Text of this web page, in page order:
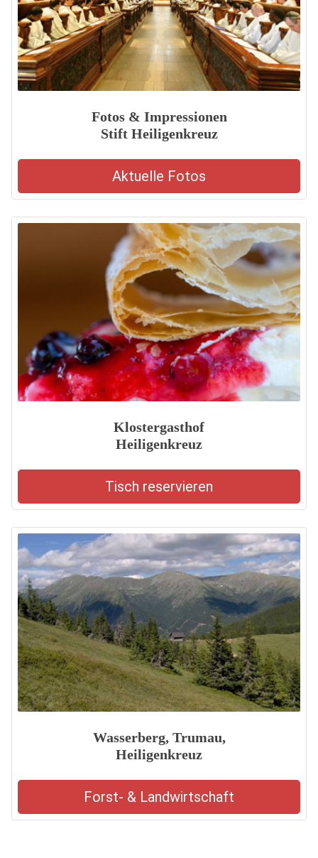
Fotos & Impressionen
Stift Heiligenkreuz
Aktuelle Fotos
Klostergasthof
Heiligenkreuz
Tisch reservieren
Wasserberg, Trumau,
Heiligenkreuz
Forst- & Landwirtschaft